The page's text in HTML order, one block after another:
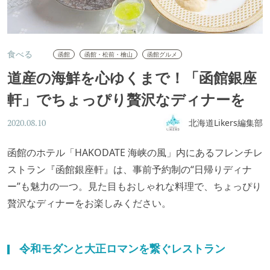
食べる 函館 函館・松前・檜山 函館グルメ
道産の海鮮を心ゆくまで！「函館銀座
軒」でちょっぴり贅沢なディナーを
2020.08.10 北海道Likers編集部
函館のホテル「HAKODATE 海峡の風」内にあるフレンチレ
ストラン『函館銀座軒』は、事前予約制の“日帰りディナ
ー”も魅力の一つ。見た目もおしゃれな料理で、ちょっぴり
贅沢なディナーをお楽しみください。
令和モダンと大正ロマンを繋ぐレストラン